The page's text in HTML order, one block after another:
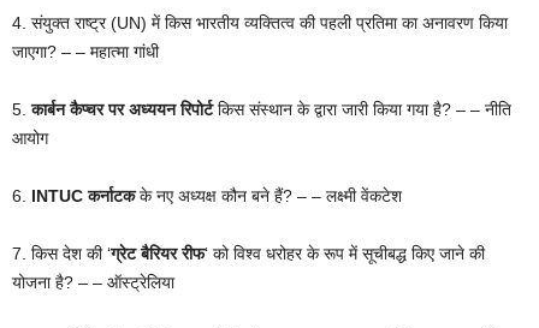
4. संयुक्त राष्ट्र (UN) में किस भारतीय व्यक्तित्व की पहली प्रतिमा का अनावरण किया
जाएगा? – – महात्मा गांधी
5.कार्बन कैप्चर पर अध्ययन रिपोर्टकिस संस्थान के द्वारा जारी किया गया है? – – नीति
आयोग
6. INTUC कर्नाटकके नए अध्यक्ष कौन बने हैं? – – लक्ष्मी वेंकटेश
7. किस देश की ‘ग्रेट बैरियर रीफ‘ को विश्व धरोहर के रूप में सूचीबद्ध किए जाने की
योजना है? – – ऑस्ट्रेलिया